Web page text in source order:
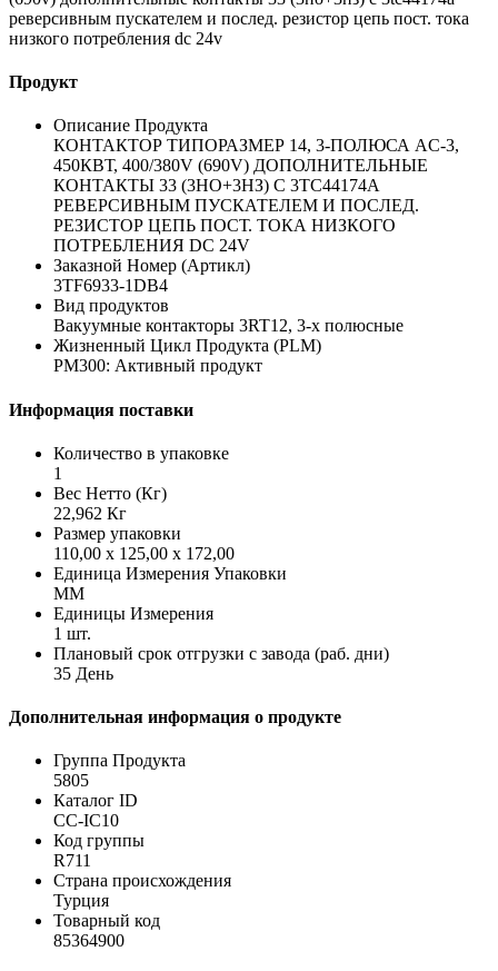
реверсивным пускателем и послед. резистор цепь пост. тока
низкого потребления dc 24v
Продукт
Описание Продукта
КОНТАКТОР ТИПОРАЗМЕР 14, 3-ПОЛЮСА AC-3,
450КВТ, 400/380V (690V) ДОПОЛНИТЕЛЬНЫЕ
КОНТАКТЫ 33 (3НО+3НЗ) С 3TC44174A
РЕВЕРСИВНЫМ ПУСКАТЕЛЕМ И ПОСЛЕД.
РЕЗИСТОР ЦЕПЬ ПОСТ. ТОКА НИЗКОГО
ПОТРЕБЛЕНИЯ DC 24V
Заказной Номер (Артикл)
3TF6933-1DB4
Вид продуктов
Вакуумные контакторы 3RT12, 3-х полюсные
Жизненный Цикл Продукта (PLM)
PM300: Активный продукт
Информация поставки
Количество в упаковке
1
Вес Нетто (Кг)
22,962 Кг
Размер упаковки
110,00 x 125,00 x 172,00
Единица Измерения Упаковки
MM
Единицы Измерения
1 шт.
Плановый срок отгрузки с завода (раб. дни)
35 День
Дополнительная информация о продукте
Группа Продукта
5805
Каталог ID
CC-IC10
Код группы
R711
Страна происхождения
Турция
Товарный код
85364900